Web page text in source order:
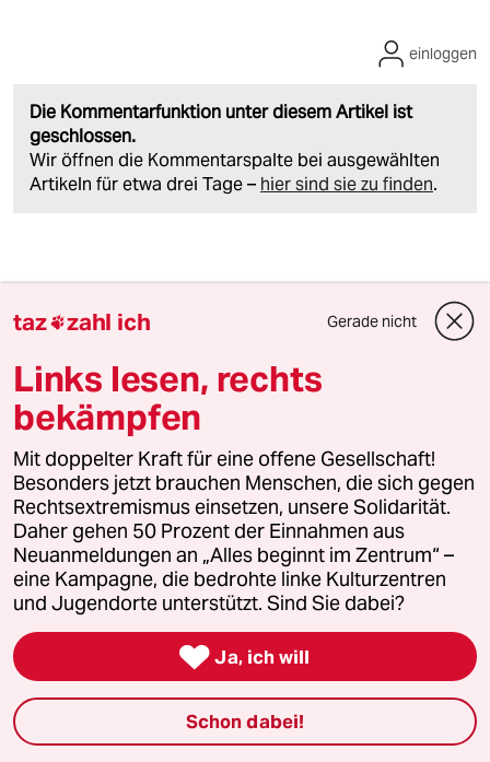
Die Kommentarfunktion unter diesem Artikel ist
geschlossen.
Wir öffnen die Kommentarspalte bei ausgewählten
Artikeln für etwa drei Tage – hier sind sie zu finden.
einloggen
20.06.2021
Der Batzen an Hilfsgeldern ging leider an
Betrüger und Größenwahnsinnige, also an die
Autoindustrie und an die Lufthansa.
Aktiengesellschaften, die Kurzarbeitergeld
kassieren und dann ein furioses Comeback an
der Börse feiern und Dividenden zahlen
können, ist einzig und alleine der netten Frau
Merkel und ihrem Finanzminister zu verdanken.
Kann man ein Volk mehr betrügen?
Der Erleichterte Zugang zur Grundsicherung für
Soloselbstständige und Künstler hat
taz zahl ich Gerade nicht
Links lesen, rechts
bekämpfen
Mit doppelter Kraft für eine offene Gesellschaft!
Besonders jetzt brauchen Menschen, die sich gegen
Rechtsextremismus einsetzen, unsere Solidarität.
Daher gehen 50 Prozent der Einnahmen aus
Neuanmeldungen an „Alles beginnt im Zentrum“ –
eine Kampagne, die bedrohte linke Kulturzentren
und Jugendorte unterstützt. Sind Sie dabei?
 Ja, ich will
Schon dabei!